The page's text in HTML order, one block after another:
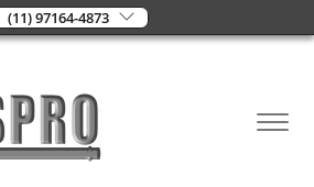
(11) 97164-4873